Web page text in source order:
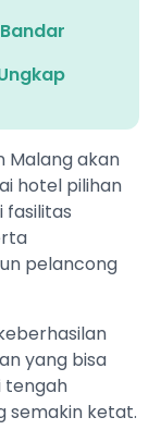
Malang akan
hotel pilihan
fasilitas
pelancong
yang bisa
tengah
semakin ketat.